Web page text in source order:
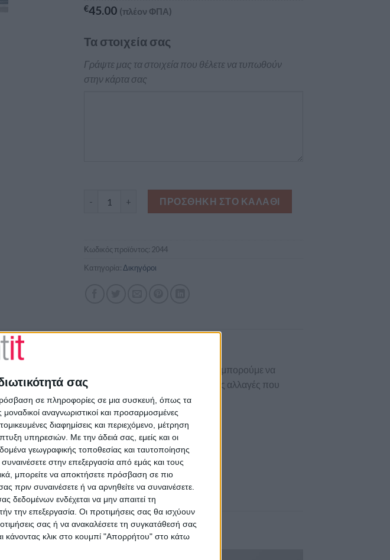
σας
σε πληροφορίες σε μια συσκευή, όπως τα
αναγνωριστικοί και προσαρμοσμένες
διαφημίσεις και περιεχόμενο, μέτρηση
υπηρεσιών. Με την άδειά σας, εμείς και οι
γεωγραφικής τοποθεσίας και ταυτοποίησης
στην επεξεργασία από εμάς και τους
μπορείτε να αποκτήσετε πρόσβαση σε πιο
πριν συναινέσετε ή να αρνηθείτε να συναινέσετε.
δεδομένων ενδέχεται να μην απαιτεί τη
την επεξεργασία. Οι προτιμήσεις σας θα ισχύουν
σας ή να ανακαλέσετε τη συγκατάθεσή σας
κάνοντας κλικ στο κουμπί "Απορρήτου" στο κάτω
€45.00 (πλέον ΦΠΑ)
Τα στοιχεία σας
Γράψτε μας τα στοιχεία που θέλετε να τυπωθούν
στην κάρτα σας
Επαγγελματική κάρτα για δικηγόρο με ιδιαίτερο φόντο ποσότητα
ΠΡΟΣΘΉΚΗ ΣΤΟ ΚΑΛΆΘΙ
Κωδικός προϊόντος: 2044
Κατηγορία: Δικηγόροι
να κάνουμε την εκτύπωση κάντε
. Επίσης μπορούμε να
τροποποιήσουμε κάποια που σας αρέσει κάνοντας τις αλλαγές που
για δικηγόρους
μεεπιστολόχαρτα&φακέλους.
ταυτότηταςπου ετοιμάσαμε για εσάς.